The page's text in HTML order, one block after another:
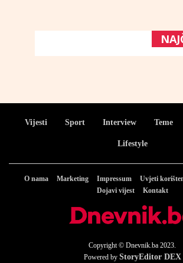
Vijesti Sport Interview Teme
Lifestyle
O nama Marketing Impressum Uvjeti
Dojavi vijest
Kontakt
Copyright © Dnevnik.ba 2023.
Powered by StoryEditor DEX